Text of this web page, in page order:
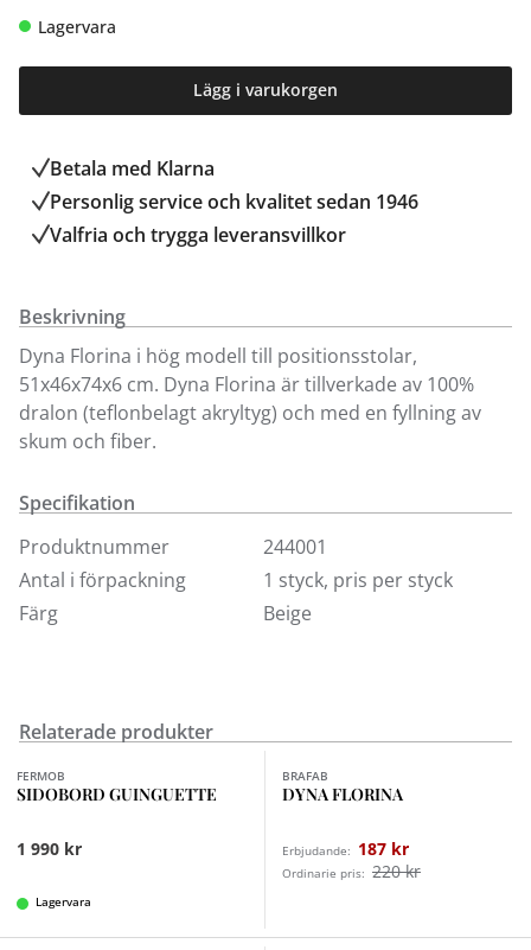
Lagervara
Lägg i varukorgen
Betala med Klarna
Personlig service och kvalitet sedan 1946
Valfria och trygga leveransvillkor
Beskrivning
Dyna Florina i hög modell till positionsstolar,
51x46x74x6 cm. Dyna Florina är tillverkade av 100%
dralon (teflonbelagt akryltyg) och med en fyllning av
skum och fiber.
Specifikation
Produktnummer
244001
Antal i förpackning
1 styck, pris per styck
Färg
Beige
Relaterade produkter
FERMOB
SIDOBORD GUINGUETTE
1 990 kr
Lagervara
BRAFAB
DYNA FLORINA
Erbjudande: 187 kr
Ordinarie pris: 220 kr